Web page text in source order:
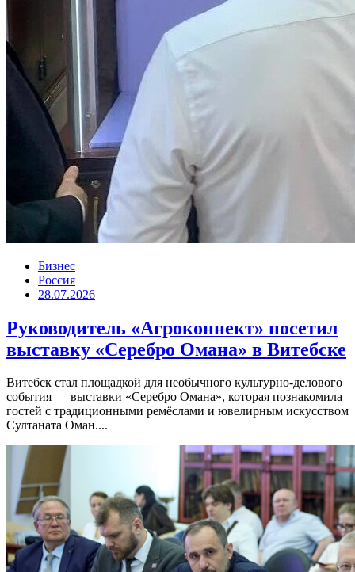
Бизнес
Россия
28.07.2026
Руководитель «Агроконнект» посетил
выставку «Серебро Омана» в Витебске
Витебск стал площадкой для необычного культурно-делового
события — выставки «Серебро Омана», которая познакомила
гостей с традиционными ремёслами и ювелирным искусством
Султаната Оман....